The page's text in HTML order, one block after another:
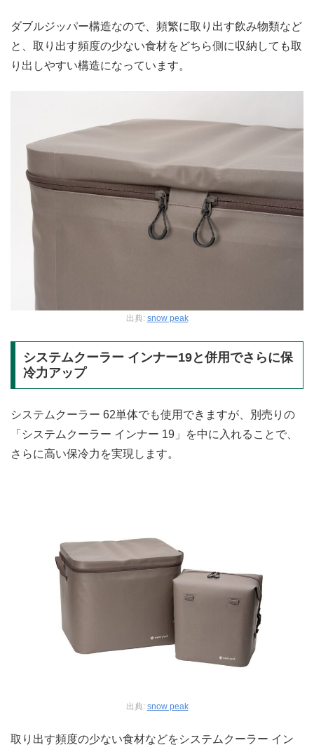
ダブルジッパー構造なので、頻繁に取り出す飲み物類など
と、取り出す頻度の少ない食材をどちら側に収納しても取
り出しやすい構造になっています。
出典: snow peak
システムクーラー インナー19と併用でさらに保
冷力アップ
システムクーラー 62単体でも使用できますが、別売りの
「システムクーラー インナー 19」を中に入れることで、
さらに高い保冷力を実現します。
出典: snow peak
取り出す頻度の少ない食材などをシステムクーラー イン